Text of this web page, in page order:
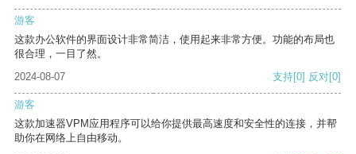
游客
这款办公软件的界面设计非常简洁，使用起来非常方便。功能的布局也
很合理，一目了然。
2024-08-07
支持[0] 反对[0]
游客
这款加速器VPM应用程序可以给你提供最高速度和安全性的连接，并帮
助你在网络上自由移动。